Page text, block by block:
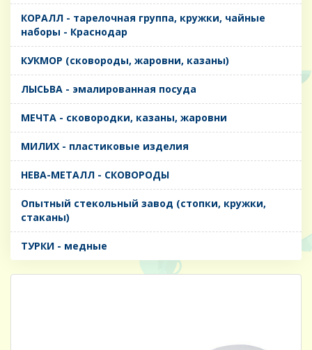
КОРАЛЛ - тарелочная группа, кружки, чайные
наборы - Краснодар
КУКМОР (сковороды, жаровни, казаны)
ЛЫСЬВА - эмалированная посуда
МЕЧТА - сковородки, казаны, жаровни
МИЛИХ - пластиковые изделия
НЕВА-МЕТАЛЛ - СКОВОРОДЫ
Опытный стекольный завод (стопки, кружки,
стаканы)
ТУРКИ - медные